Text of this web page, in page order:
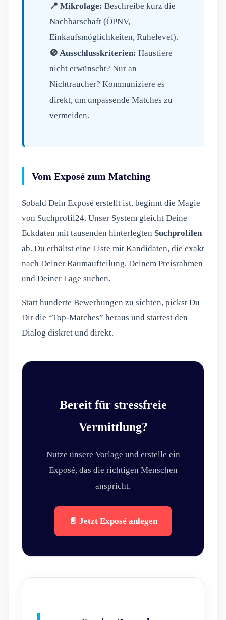
📍 Mikrolage: Beschreibe kurz die
Nachbarschaft (ÖPNV,
Einkaufsmöglichkeiten, Ruhelevel).
🚫 Ausschlusskriterien: Haustiere
nicht erwünscht? Nur an
Nichtraucher? Kommuniziere es
direkt, um unpassende Matches zu
vermeiden.
Vom Exposé zum Matching
Sobald Dein Exposé erstellt ist, beginnt die Magie
von Suchprofil24. Unser System gleicht Deine
Eckdaten mit tausenden hinterlegten Suchprofilen
ab. Du erhältst eine Liste mit Kandidaten, die exakt
nach Deiner Raumaufteilung, Deinem Preisrahmen
und Deiner Lage suchen.
Statt hunderte Bewerbungen zu sichten, pickst Du
Dir die “Top-Matches” heraus und startest den
Dialog diskret und direkt.
Bereit für stressfreie
Vermittlung?
Nutze unsere Vorlage und erstelle ein
Exposé, das die richtigen Menschen
anspricht.
📄 Jetzt Exposé anlegen